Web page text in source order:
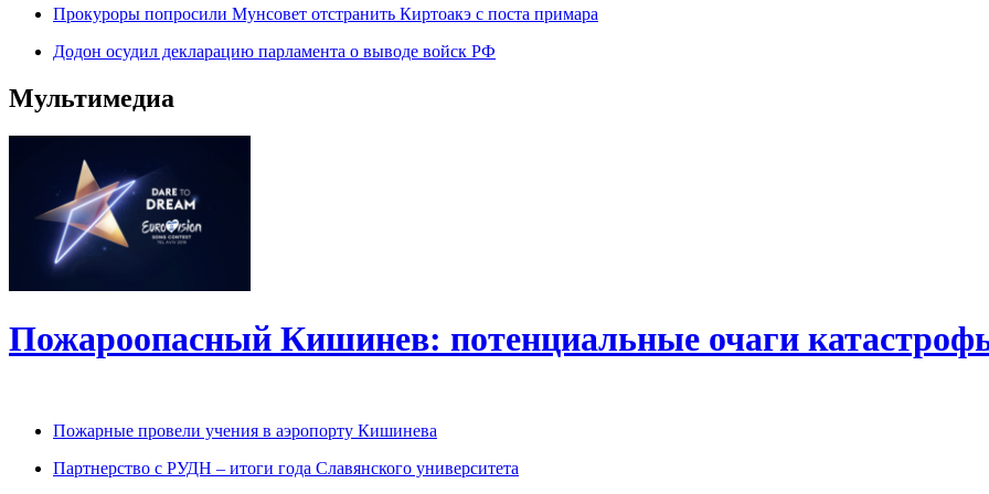
Прокуроры попросили Мунсовет отстранить Киртоакэ с поста примара
Додон осудил декларацию парламента о выводе войск РФ
Мультимедиа
Пожароопасный Кишинев: потенциальные очаги
Пожарные провели учения в аэропорту Кишинева
Партнерство с РУДН – итоги года Славянского университета